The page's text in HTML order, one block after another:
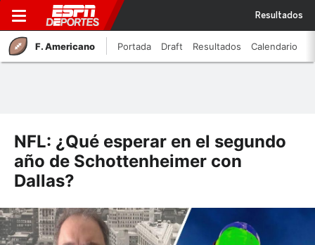
Resultados
F. Americano Portada Draft Resultados Calendario
NFL: ¿Qué esperar en el segundo
año de Schottenheimer con
Dallas?